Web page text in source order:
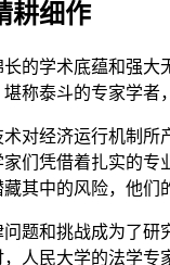
耕细作
的学术底蕴和强
称泰斗的专家学
对经济运行机制
们凭借着扎实的
其中的风险，他
题和挑战成为了
人民大学的法学